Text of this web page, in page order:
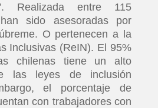
Realizada entre 115
sido asesoradas por
O pertenecen a la
Inclusivas (ReIN). El 95%
chilenas tiene un alto
las leyes de inclusión
el porcentaje de
con trabajadores con